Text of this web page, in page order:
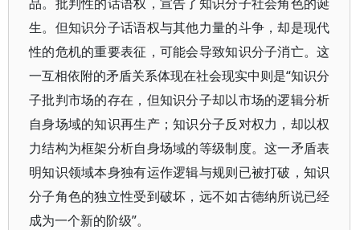
生。但知识分子话语权与其他力量的斗争，却是现代
性的危机的重要表征，可能会导致知识分子消亡。这
一互相依附的矛盾关系体现在社会现实中则是“知识分
子批判市场的存在，但知识分子却以市场的逻辑分析
自身场域的知识再生产；知识分子反对权力，却以权
力结构为框架分析自身场域的等级制度。这一矛盾表
明知识领域本身独有运作逻辑与规则已被打破，知识
分子角色的独立性受到破坏，远不如古德纳所说已经
成为一个新的阶级”。